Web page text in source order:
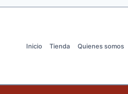
Inicio Tienda Quienes somos